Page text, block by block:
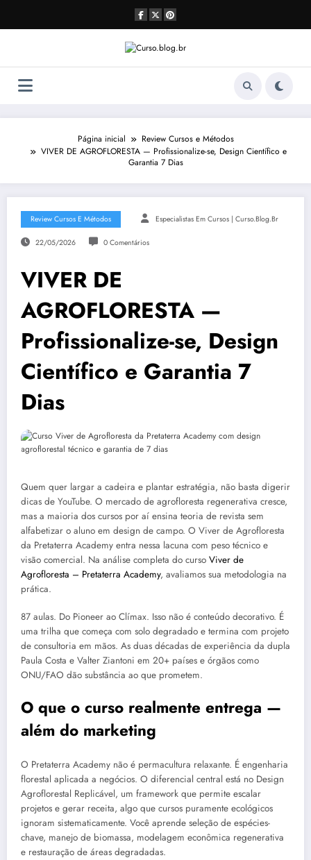
o
Página inicial
Review Cursos e Métodos
VIVER DE AGROFLORESTA — Profissionalize-se, Design Científico e
Garantia 7 Dias
Review Cursos E Métodos Especialistas Em Cursos | Curso.blog.br
22/05/2026 0 Comentários
VIVER DE
AGROFLORESTA —
Profissionalize-se, Design
Científico e Garantia 7
Dias
Quem quer largar a cadeira e plantar estratégia, não basta digerir
dicas de YouTube. O mercado de agrofloresta regenerativa cresce,
mas a maioria dos cursos por aí ensina teoria de revista sem
alfabetizar o aluno em design de campo. O Viver de Agrofloresta
da Pretaterra Academy entra nessa lacuna com peso técnico e
visão comercial. Na análise completa do curso Viver de
Agrofloresta – Pretaterra Academy, avaliamos sua metodologia na
prática.
87 aulas. Do Pioneer ao Clímax. Isso não é conteúdo decorativo. É
uma trilha que começa com solo degradado e termina com projeto
de consultoria em mãos. As duas décadas de experiência da dupla
Paula Costa e Valter Ziantoni em 20+ países e órgãos como
ONU/FAO dão substância ao que prometem.
O que o curso realmente entrega —
além do marketing
O Pretaterra Academy não é permacultura relaxante. É engenharia
florestal aplicada a negócios. O diferencial central está no Design
Agroflorestal Replicável, um framework que permite escalar
projetos e gerar receita, algo que cursos puramente ecológicos
ignoram sistematicamente. Você aprende seleção de espécies-
chave, manejo de biomassa, modelagem econômica regenerativa
e restauração de áreas degradadas.